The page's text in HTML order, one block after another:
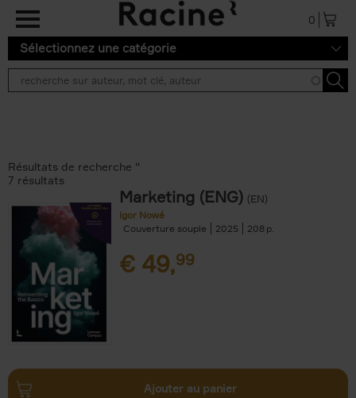
Aller au contenu principal
0
Sélectionnez une catégorie
Résultats de recherche ''
7 résultats
Marketing (ENG) (EN)
Igor Nowé
Couverture souple
2025 208
€ 49,99
Ajouter au panier